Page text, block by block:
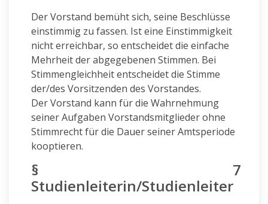
Der Vorstand bemüht sich, seine Beschlüsse
einstimmig zu fassen. Ist eine Einstimmigkeit
nicht erreichbar, so entscheidet die einfache
Mehrheit der abgegebenen Stimmen. Bei
Stimmengleichheit entscheidet die Stimme
der/des Vorsitzenden des Vorstandes.
Der Vorstand kann für die Wahrnehmung
seiner Aufgaben Vorstandsmitglieder ohne
Stimmrecht für die Dauer seiner Amtsperiode
kooptieren.
§ 7
Studienleiterin/Studienleiter